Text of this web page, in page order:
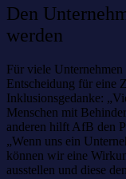
Den
werden
Für viele
Entscheidung für eine
Inklusionsgedanke:
Menschen mit
anderen hilft AfB den
„Wenn uns ein
können wir eine
ausstellen und diese